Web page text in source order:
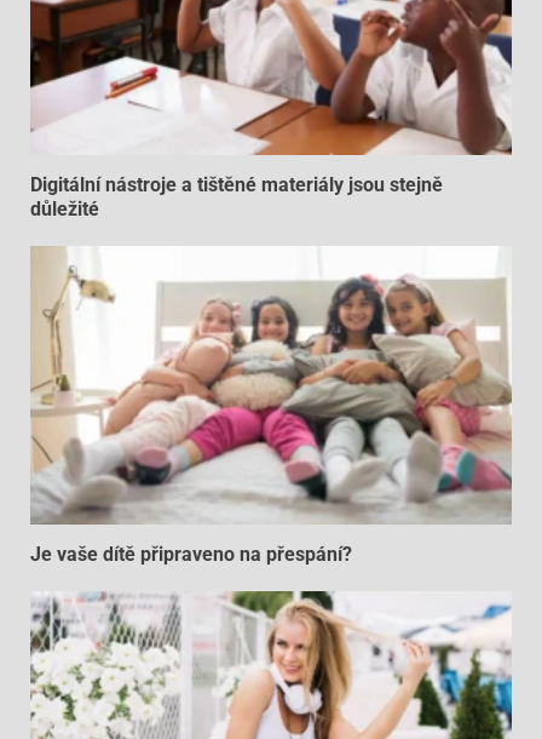
Digitální nástroje a tištěné materiály jsou stejně
důležité
Je vaše dítě připraveno na přespání?